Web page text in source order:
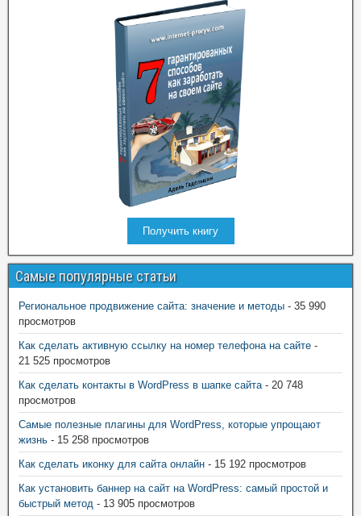
Получить книгу
Самые популярные статьи
Региональное продвижение сайта: значение и методы - 35 990
просмотров
Как сделать активную ссылку на номер телефона на сайте -
21 525 просмотров
Как сделать контакты в WordPress в шапке сайта- 20 748
просмотров
Самые полезные плагины для WordPress, которые упрощают
жизнь - 15 258 просмотров
Как сделать иконку для сайта онлайн - 15 192 просмотров
Как установить баннер на сайт на WordPress: самый простой и
быстрый метод - 13 905 просмотров